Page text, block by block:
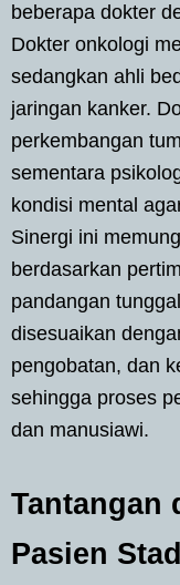
beberapa dokter
Dokter onkologi
sedangkan ahli
jaringan kanker.
perkembangan
sementara
kondisi mental
Sinergi ini
berdasarkan
pandangan
disesuaikan
pengobatan, dan
sehingga proses
dan manusiawi.
Tantangan
Pasien